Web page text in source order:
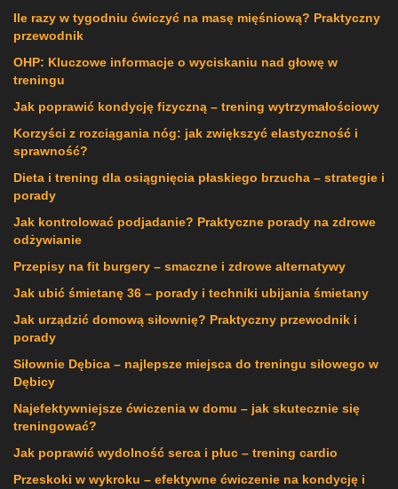
Ile razy w tygodniu ćwiczyć na masę mięśniową? Praktyczny
przewodnik
OHP: Kluczowe informacje o wyciskaniu nad głowę w
treningu
Jak poprawić kondycję fizyczną – trening wytrzymałościowy
Korzyści z rozciągania nóg: jak zwiększyć elastyczność i
sprawność?
Dieta i trening dla osiągnięcia płaskiego brzucha – strategie i
porady
Jak kontrolować podjadanie? Praktyczne porady na zdrowe
odżywianie
Przepisy na fit burgery – smaczne i zdrowe alternatywy
Jak ubić śmietanę 36 – porady i techniki ubijania śmietany
Jak urządzić domową siłownię? Praktyczny przewodnik i
porady
Siłownie Dębica – najlepsze miejsca do treningu siłowego w
Dębicy
Najefektywniejsze ćwiczenia w domu – jak skutecznie się
treningować?
Jak poprawić wydolność serca i płuc – trening cardio
Przeskoki w wykroku – efektywne ćwiczenie na kondycję i